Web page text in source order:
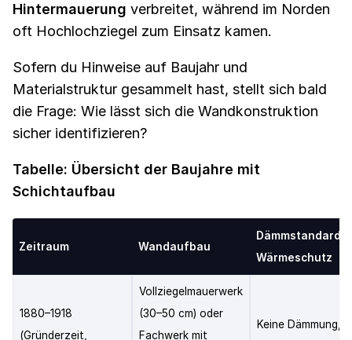
Hintermauerung verbreitet, während im Norden
oft Hochlochziegel zum Einsatz kamen.
Sofern du Hinweise auf Baujahr und
Materialstruktur gesammelt hast, stellt sich bald
die Frage: Wie lässt sich die Wandkonstruktion
sicher identifizieren?
Tabelle: Übersicht der Baujahre mit
Schichtaufbau
Zeitraum Wandaufbau
Dämmstandard /
Wärmeschutz
1880–1918
(Gründerzeit,
Vollziegelmauerwerk
(30–50 cm) oder
Fachwerk mit
Keine Dämmung,